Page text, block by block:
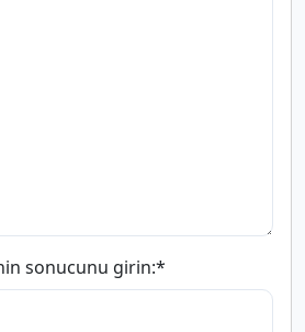
sonucunu girin:*